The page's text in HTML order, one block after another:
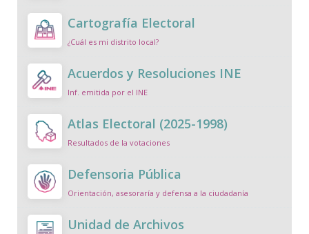
Cartografía Electoral
¿Cuál es mi distrito local?
Acuerdos y Resoluciones INE
Inf. emitida por el INE
Atlas Electoral (2025-1998)
Resultados de la votaciones
Defensoria Pública
Orientación, asesoraría y defensa a la ciudadanía
Unidad de Archivos